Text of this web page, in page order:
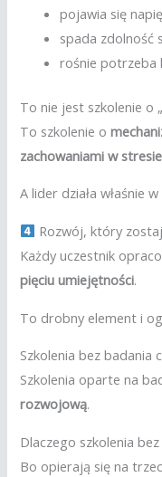
pojawia się
spada zdolność
rośnie potrzeba
To nie jest szkolenie o
To szkolenie o
zachowaniami w stresie
A lider działa właśnie
Rozwój, który
Każdy uczestnik
pięciu umiejętności.
To drobny element i
Szkolenia bez badania
Szkolenia oparte na
rozwojową.
Dlaczego szkolenia
Bo opierają się na